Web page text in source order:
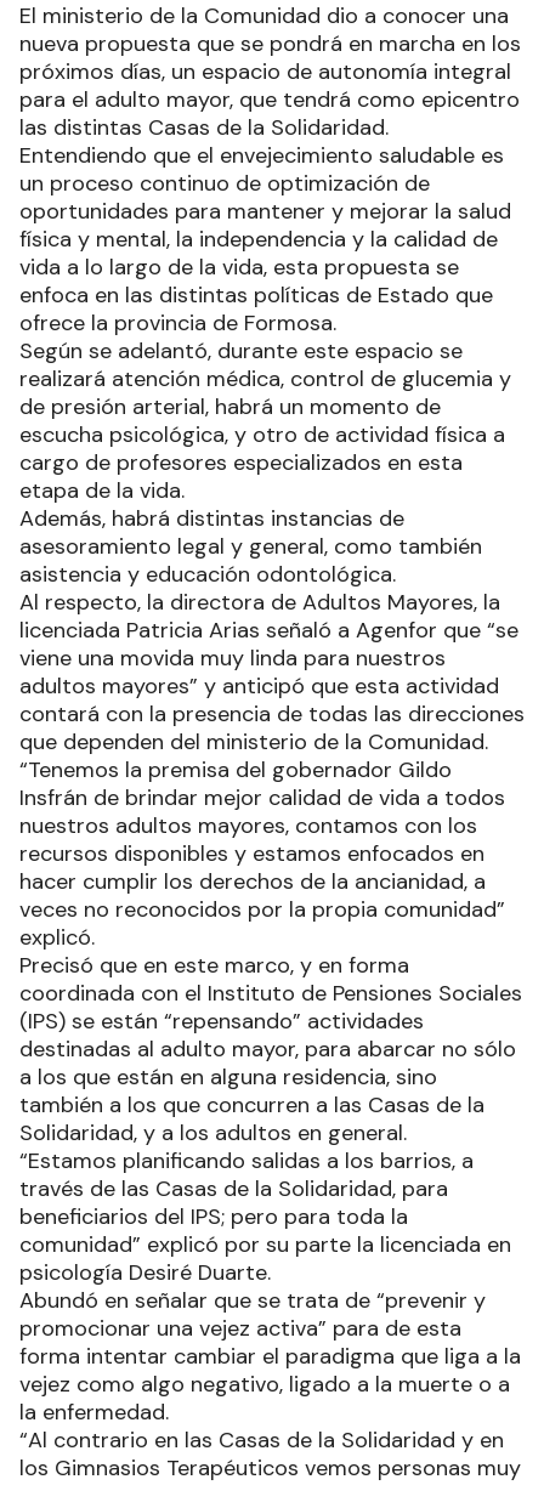
El ministerio de la Comunidad dio a conocer una
nueva propuesta que se pondrá en marcha en los
próximos días, un espacio de autonomía integral
para el adulto mayor, que tendrá como epicentro
las distintas Casas de la Solidaridad.
Entendiendo que el envejecimiento saludable es
un proceso continuo de optimización de
oportunidades para mantener y mejorar la salud
física y mental, la independencia y la calidad de
vida a lo largo de la vida, esta propuesta se
enfoca en las distintas políticas de Estado que
ofrece la provincia de Formosa.
Según se adelantó, durante este espacio se
realizará atención médica, control de glucemia y
de presión arterial, habrá un momento de
escucha psicológica, y otro de actividad física a
cargo de profesores especializados en esta
etapa de la vida.
Además, habrá distintas instancias de
asesoramiento legal y general, como también
asistencia y educación odontológica.
Al respecto, la directora de Adultos Mayores, la
licenciada Patricia Arias señaló a Agenfor que “se
viene una movida muy linda para nuestros
adultos mayores” y anticipó que esta actividad
contará con la presencia de todas las direcciones
que dependen del ministerio de la Comunidad.
“Tenemos la premisa del gobernador Gildo
Insfrán de brindar mejor calidad de vida a todos
nuestros adultos mayores, contamos con los
recursos disponibles y estamos enfocados en
hacer cumplir los derechos de la ancianidad, a
veces no reconocidos por la propia comunidad”
explicó.
Precisó que en este marco, y en forma
coordinada con el Instituto de Pensiones Sociales
(IPS) se están “repensando” actividades
destinadas al adulto mayor, para abarcar no sólo
a los que están en alguna residencia, sino
también a los que concurren a las Casas de la
Solidaridad, y a los adultos en general.
“Estamos planificando salidas a los barrios, a
través de las Casas de la Solidaridad, para
beneficiarios del IPS; pero para toda la
comunidad” explicó por su parte la licenciada en
psicología Desiré Duarte.
Abundó en señalar que se trata de “prevenir y
promocionar una vejez activa” para de esta
forma intentar cambiar el paradigma que liga a la
vejez como algo negativo, ligado a la muerte o a
la enfermedad.
“Al contrario en las Casas de la Solidaridad y en
los Gimnasios Terapéuticos vemos personas muy